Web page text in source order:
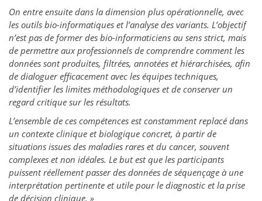
On entre ensuite dans la dimension plus opérationnelle, avec
les outils bio-informatiques et l’analyse des variants. L’objectif
n’est pas de former des bio-informaticiens au sens strict, mais
de permettre aux professionnels de comprendre comment les
données sont produites, filtrées, annotées et hiérarchisées, afin
de dialoguer efficacement avec les équipes techniques,
d’identifier les limites méthodologiques et de conserver un
regard critique sur les résultats.
L’ensemble de ces compétences est constamment replacé dans
un contexte clinique et biologique concret, à partir de
situations issues des maladies rares et du cancer, souvent
complexes et non idéales. Le but est que les participants
puissent réellement passer des données de séquençage à une
interprétation pertinente et utile pour le diagnostic et la prise
de décision clinique. »